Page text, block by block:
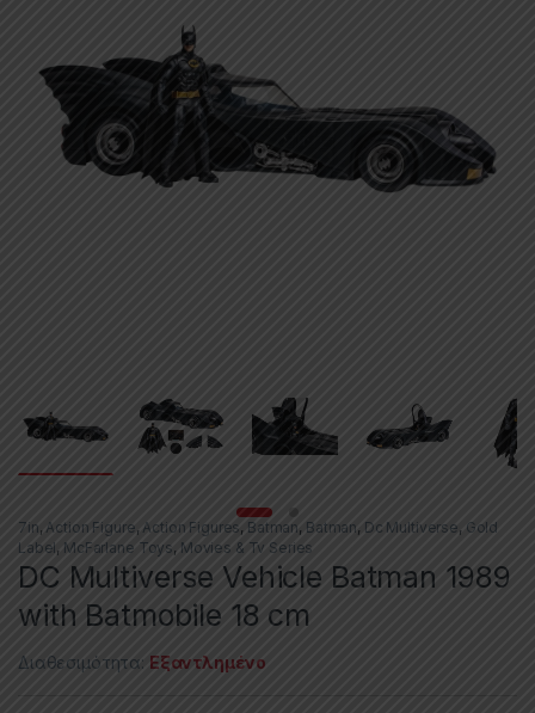
7in,Action Figure,Action Figures, Batman, Batman, Dc Multiverse, Gold
Label, McFarlane Toys, Movies & Tv Series
DC Multiverse Vehicle Batman 1989
with Batmobile 18 cm
Διαθεσιμότητα: Εξαντλημένο